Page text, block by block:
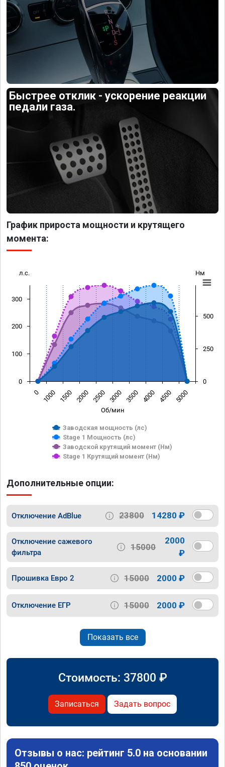
Быстрее отклик - ускорение реакции
педали газа.
График прироста мощности и крутящего
момента:
Об/мин
л.с. Нм
Заводская мощность (лс)
Stage 1 Мощность (лс)
Заводской крутящий момент (Нм)
Stage 1 Крутящий момент (Нм)
0 1000 1500 2000 2500 3000 3500 4000 4500 5000
0
100
200
300
0
250
500
Дополнительные опции:
Отключение AdBlue 23800 14280 ₽
Отключение сажевого
фильтра
15000
2000
₽
Прошивка Евро 2 15000 2000 ₽
Отключение ЕГР 15000 2000 ₽
Показать все
Стоимость: 37800 ₽
Записаться Задать вопрос
Отзывы о нас: рейтинг 5.0 на основании